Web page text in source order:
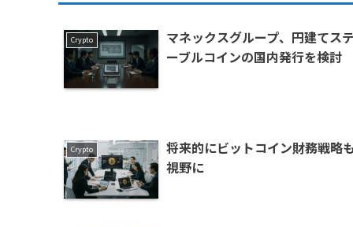
Crypto
マネックスグループ、円建てス
ーブルコインの国内発行を検討
Crypto
将来的にビットコイン財務戦略
視野に